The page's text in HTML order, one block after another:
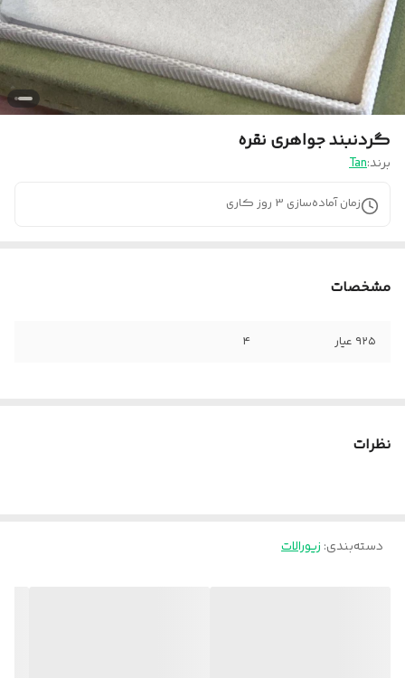
گردنبند جواهری نقره
برند:Tan
زمان آماده‌سازی 3 روز کاری
مشخصات
۹۲۵ عیار ۴
نظرات
دسته‌بندی: زیورالات